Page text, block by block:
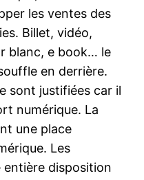
les ventes des
Billet, vidéo,
blanc, e book… le
en derrière.
sont justifiées car il
numérique. La
une place
Les
disposition